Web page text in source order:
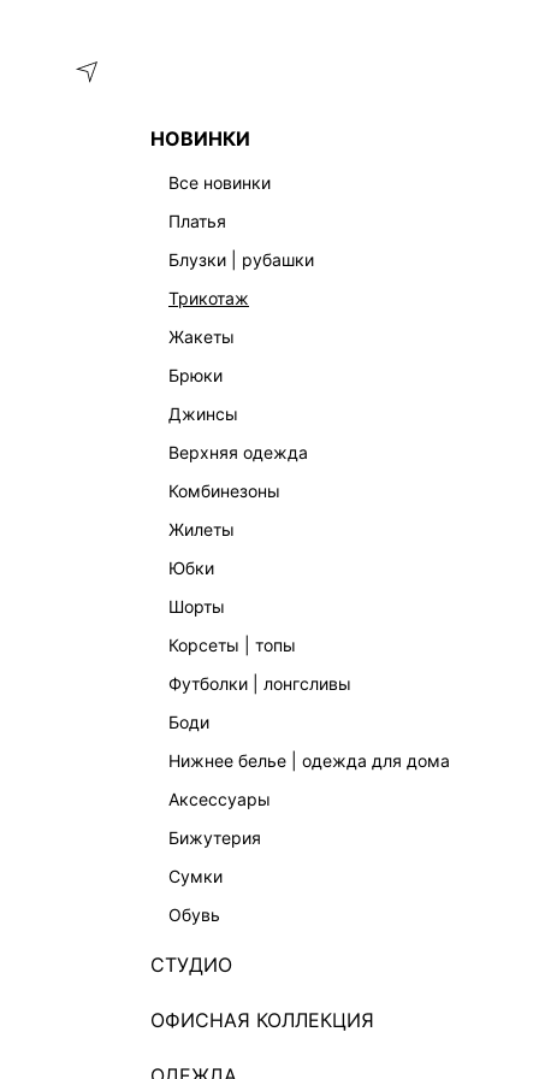
НОВИНКИ
все новинки
платья
блузки | рубашки
трикотаж
жакеты
брюки
джинсы
верхняя одежда
комбинезоны
жилеты
юбки
шорты
корсеты | топы
футболки | лонгсливы
боди
нижнее белье | одежда для дома
аксессуары
бижутерия
сумки
обувь
СТУДИО
ОФИСНАЯ КОЛЛЕКЦИЯ
ОДЕЖДА ДЖИНСОВАЯ ЮБКА МИНИ